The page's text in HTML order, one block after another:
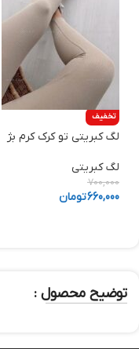
تخفیف
لگ کبریتی تو کرک کرم بژ
لگ کبریتی
700,000
660,000تومان
توضیح محصول :